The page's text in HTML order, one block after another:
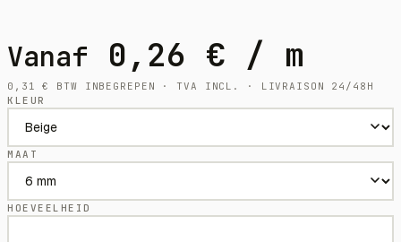
Vanaf 0,26 € / m
0,31€
BTW INBEGREPEN · TVA INCL. · LIVRAISON 24/48H
KLEUR
MAAT
HOEVEELHEID